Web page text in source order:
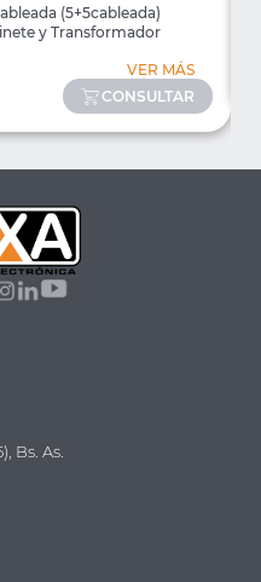
(5+5cableada)
y Transformador
VER MÁS
CONSULTAR
Bs. As.